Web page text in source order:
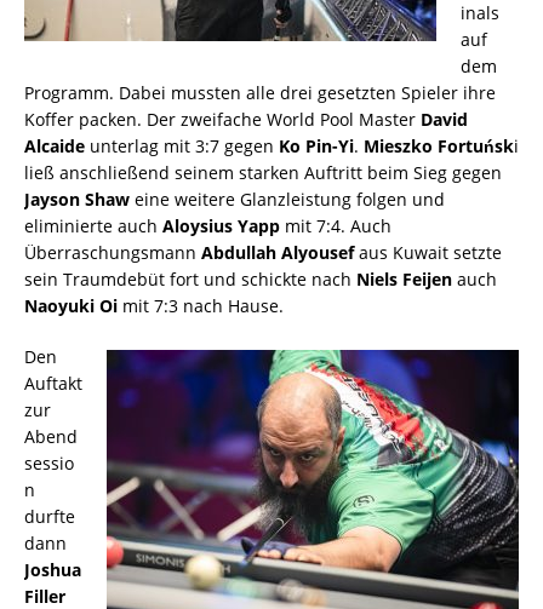
inals
auf
dem
Programm. Dabei mussten alle drei gesetzten Spieler ihre
Koffer packen. Der zweifache World Pool Master David
Alcaide unterlag mit 3:7 gegen Ko Pin-Yi. Mieszko Fortuński
ließ anschließend seinem starken Auftritt beim Sieg gegen
Jayson Shaw eine weitere Glanzleistung folgen und
eliminierte auch Aloysius Yapp mit 7:4. Auch
Überraschungsmann Abdullah Alyousefaus Kuwait setzte
sein Traumdebüt fort und schickte nach Niels Feijen auch
Naoyuki Oi mit 7:3 nach Hause.
Den
Auftakt
zur
Abend
sessio
n
durfte
dann
Joshua
Filler